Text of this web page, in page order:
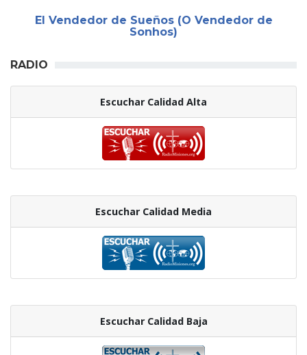
El Vendedor de Sueños (O Vendedor de
Sonhos)
RADIO
Escuchar Calidad Alta
Escuchar Calidad Media
Escuchar Calidad Baja